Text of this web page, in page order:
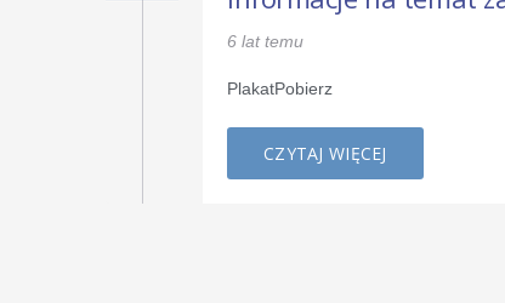
6 lat temu
PlakatPobierz
CZYTAJ WIĘCEJ